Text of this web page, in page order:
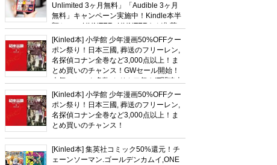
シカ「全部喰った」 祭り中止
ました！フリーゲームです」→女
の子と会話して「弱攻撃」「強攻
撃」「パリィ」「ローリング」を
選ぶガチでダークソウルなんだが
ｗｗｗｗｗ
Unlimited 3ヶ月無料」「Audible 3ヶ月
無料」キャンペーン実施中！Kindle本半
額セール HUNTER×HUNTERなど集英
社、無職転生,幼女戦記など
KADOKAWA、キャプテン翼100円セー
ルも！
[Kinled本] 小学館 少年漫画50%OFFクー
ポン祭り！日本三國, 葬送のフリーレン,
名探偵コナン全巻など3,000点以上！ま
とめ買いのチャンス！GWセール開始！
人気コミック多数 カドカワ祭やIT関連本
がセールに！
[Kinled本] 小学館 少年漫画50%OFFクー
ポン祭り！日本三國, 葬送のフリーレン,
名探偵コナン全巻など3,000点以上！ま
とめ買いのチャンス！
[Kinled本] 集英社コミック50%還元！チ
ェーンソーマン.ゴールデンカムイ,ONE